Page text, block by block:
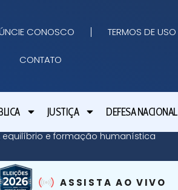
CONOSCO TERMOS DE USO
CONTATO
JUSTIÇA DEFESA NACIONAL
equilíbrio e formação humanística
ASSISTA AO VIVO